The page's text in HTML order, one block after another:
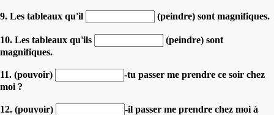
9. Les tableaux qu'il (peindre) sont magnifiques.
10. Les tableaux qu'ils
(peindre) sont
magnifiques.
11. (pouvoir)
-tu passer me prendre ce soir chez
moi ?
12. (pouvoir)
-il passer me prendre chez moi à